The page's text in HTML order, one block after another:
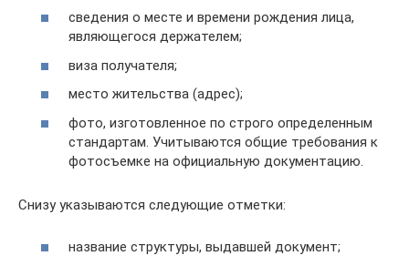
сведения о месте и времени рождения лица,
являющегося держателем;
виза получателя;
место жительства (адрес);
фото, изготовленное по строго определенным
стандартам. Учитываются общие требования к
фотосъемке на официальную документацию.
Снизу указываются следующие отметки:
название структуры, выдавшей документ;